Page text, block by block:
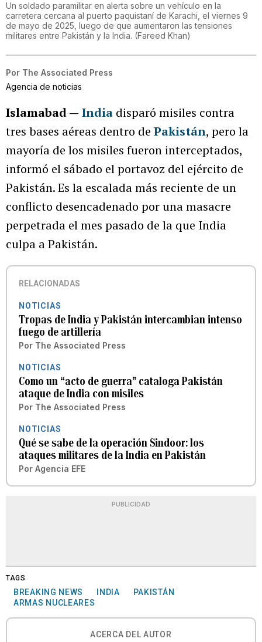
Un soldado paramilitar en alerta sobre un vehículo en la
carretera cercana al puerto paquistaní de Karachi, el viernes 9
de mayo de 2025, luego de que aumentaron las tensiones
militares entre Pakistán y la India. (Fareed Khan)
Por The Associated Press
Agencia de noticias
Islamabad — India disparó misiles contra
tres bases aéreas dentro de Pakistán, pero la
mayoría de los misiles fueron interceptados,
informó el sábado el portavoz del ejército de
Pakistán. Es la escalada más reciente de un
conflicto desencadenado por una masacre
perpetrada el mes pasado de la que India
culpa a Pakistán.
RELACIONADAS
NOTICIAS
Tropas de India y Pakistán intercambian intenso
fuego de artillería
Por The Associated Press
NOTICIAS
Como un “acto de guerra” cataloga Pakistán
ataque de India con misiles
Por The Associated Press
NOTICIAS
Qué se sabe de la operación Sindoor: los
ataques militares de la India en Pakistán
Por Agencia EFE
PUBLICIDAD
TAGS
BREAKING NEWS INDIA
PAKISTÁN
ARMAS NUCLEARES
ACERCA DEL AUTOR